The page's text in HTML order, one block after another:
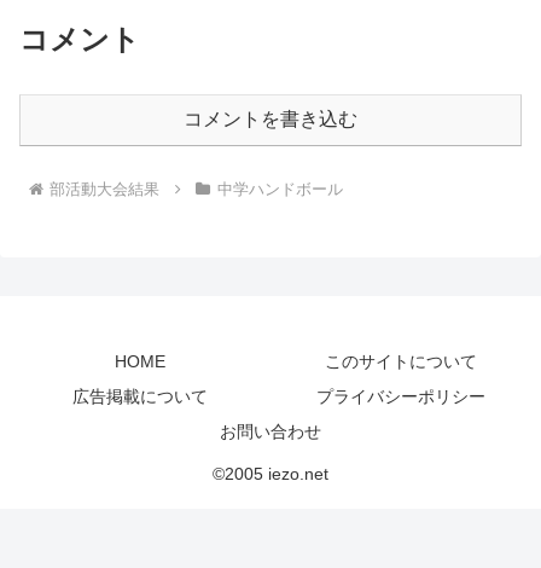
コメント
コメントを書き込む
部活動大会結果 中学ハンドボール
HOME
このサイトについて
広告掲載について
プライバシーポリシー
お問い合わせ
©2005 iezo.net